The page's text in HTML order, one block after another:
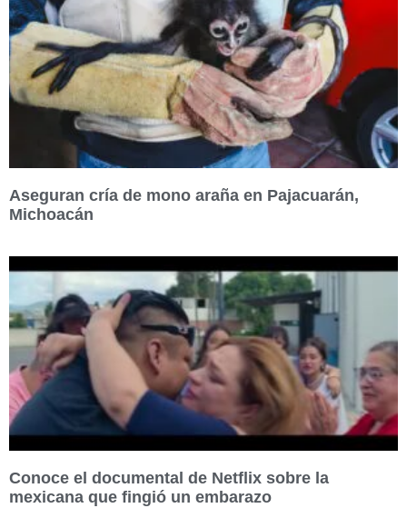
Aseguran cría de mono araña en Pajacuarán,
Michoacán
Conoce el documental de Netflix sobre la
mexicana que fingió un embarazo